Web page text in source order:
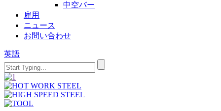
中空バー
雇用
ニュース
お問い合わせ
英語